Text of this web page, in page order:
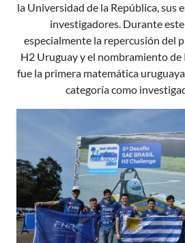
la Universidad de la República, sus
investigadores. Durante
especialmente la repercusión del
H2 Uruguay y el nombramiento de
fue la primera matemática
categoría como